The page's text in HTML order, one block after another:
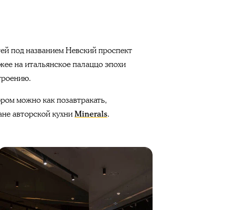
под названием Невский проспект
на итальянское палаццо эпохи
можно как позавтракать,
авторской кухниMinerals.